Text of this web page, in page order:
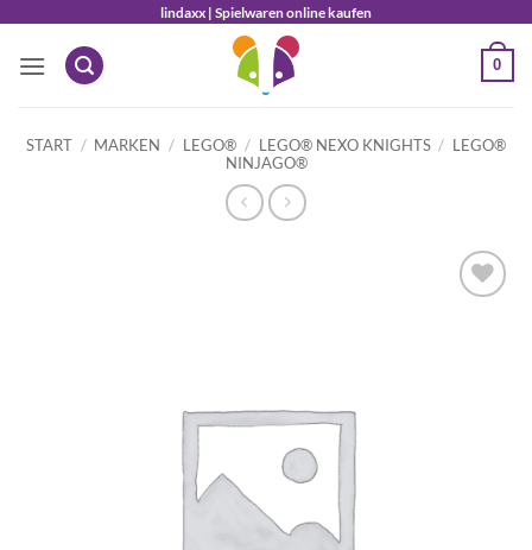
springen
lindaxx | Spielwaren online kaufen
0
START / MARKEN / LEGO® / LEGO® NEXO KNIGHTS / LEGO®
NINJAGO®